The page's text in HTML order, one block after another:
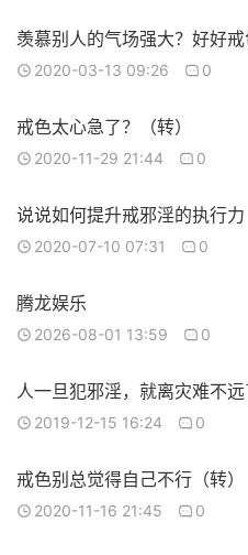
羡慕别人的气场强大？好好戒
2020-03-13 09:26 0
戒色太心急了？（转）
2020-11-29 21:44 0
说说如何提升戒邪淫的执行力
2020-07-10 07:31 0
腾龙娱乐
2026-08-01 13:59 0
人一旦犯邪淫，就离灾难不远
2019-12-15 16:24 0
戒色别总觉得自己不行（转）
2020-11-16 21:45 0